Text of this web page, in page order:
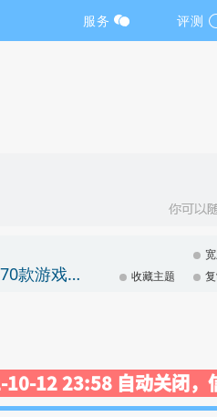
服务 评测
「PLUG & PID & DV 发行商联合特卖」《永恒边缘》等60款新史低 | 约170款游戏折扣促销
收藏主题
12 23:58 自动关闭，